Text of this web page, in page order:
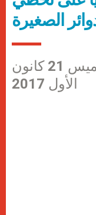
الصغيرة
أثناء معيدتهم اليوم الخميس 21 كانون
الأول 2017